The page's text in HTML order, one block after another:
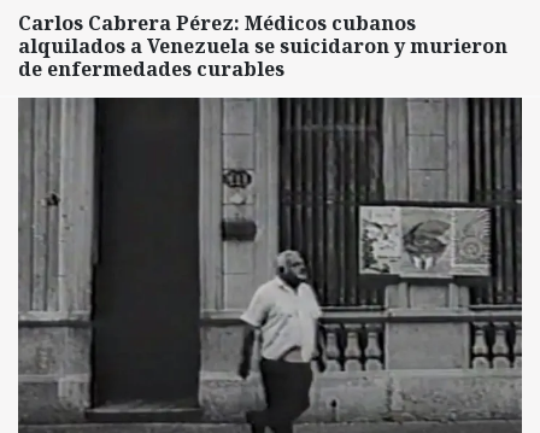
Carlos Cabrera Pérez: Médicos cubanos
alquilados a Venezuela se suicidaron y murieron
de enfermedades curables